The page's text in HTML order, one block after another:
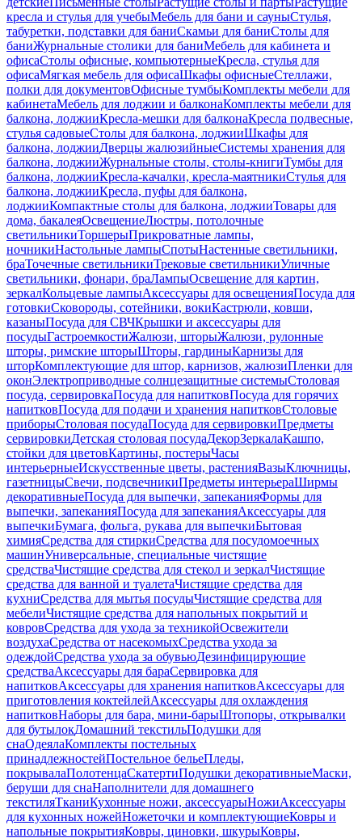
кресла и стулья для учебыМебель для бани и сауныСтулья,
табуретки, подставки для баниСкамьи для баниСтолы для
баниЖурнальные столики для баниМебель для кабинета и
офисаСтолы офисные, компьютерныеКресла, стулья для
офисаМягкая мебель для офисаШкафы офисныеСтеллажи,
полки для документовОфисные тумбыКомплекты мебели для
кабинетаМебель для лоджии и балконаКомплекты мебели для
балкона, лоджииКресла-мешки для балконаКресла подвесные,
стулья садовыеСтолы для балкона, лоджииШкафы для
балкона, лоджииДверцы жалюзийныеСистемы хранения для
балкона, лоджииЖурнальные столы, столы-книгиТумбы для
балкона, лоджииКресла-качалки, кресла-маятникиСтулья для
балкона, лоджииКресла, пуфы для балкона,
лоджииКомпактные столы для балкона, лоджииТовары для
дома, бакалеяОсвещениеЛюстры, потолочные
светильникиТоршерыПрикроватные лампы,
ночникиНастольные лампыСпотыНастенные светильники,
браТочечные светильникиТрековые светильникиУличные
светильники, фонари, браЛампыОсвещение для картин,
зеркалКольцевые лампыАксессуары для освещенияПосуда для
готовкиСковороды, сотейники, вокиКастрюли, ковши,
казаныПосуда для СВЧКрышки и аксессуары для
посудыГастроемкостиЖалюзи, шторыЖалюзи, рулонные
шторы, римские шторыШторы, гардиныКарнизы для
шторКомплектующие для штор, карнизов, жалюзиПленки для
оконЭлектроприводные солнцезащитные системыСтоловая
посуда, сервировкаПосуда для напитковПосуда для горячих
напитковПосуда для подачи и хранения напитковСтоловые
приборыСтоловая посудаПосуда для сервировкиПредметы
сервировкиДетская столовая посудаДекорЗеркалаКашпо,
стойки для цветовКартины, постерыЧасы
интерьерныеИскусственные цветы, растенияВазыКлючницы,
газетницыСвечи, подсвечникиПредметы интерьераШирмы
декоративныеПосуда для выпечки, запеканияФормы для
выпечки, запеканияПосуда для запеканияАксессуары для
выпечкиБумага, фольга, рукава для выпечкиБытовая
химияСредства для стиркиСредства для посудомоечных
машинУниверсальные, специальные чистящие
средстваЧистящие средства для стекол и зеркалЧистящие
средства для ванной и туалетаЧистящие средства для
кухниСредства для мытья посудыЧистящие средства для
мебелиЧистящие средства для напольных покрытий и
ковровСредства для ухода за техникойОсвежители
воздухаСредства от насекомыхСредства ухода за
одеждойСредства ухода за обувьюДезинфицирующие
средстваАксессуары для бараСервировка для
напитковАксессуары для хранения напитковАксессуары для
приготовления коктейлейАксессуары для охлаждения
напитковНаборы для бара, мини-барыШтопоры, открывалки
для бутылокДомашний текстильПодушки для
снаОдеялаКомплекты постельных
принадлежностейПостельное бельеПледы,
покрывалаПолотенцаСкатертиПодушки декоративныеМаски,
беруши для снаНаполнители для домашнего
текстиляТканиКухонные ножи, аксессуарыНожиАксессуары
для кухонных ножейНожеточки и комплектующиеКовры и
напольные покрытияКовры, циновки, шкурыКовры,